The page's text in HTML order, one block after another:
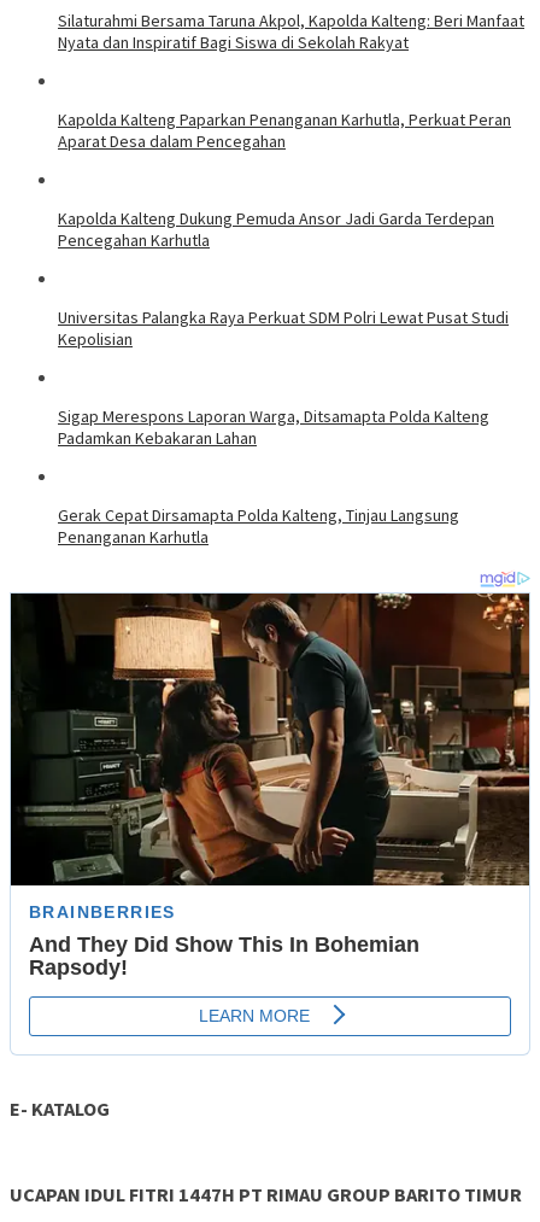
Silaturahmi Bersama Taruna Akpol, Kapolda Kalteng: Beri Manfaat
Nyata dan Inspiratif Bagi Siswa di Sekolah Rakyat
Kapolda Kalteng Paparkan Penanganan Karhutla, Perkuat Peran
Aparat Desa dalam Pencegahan
Kapolda Kalteng Dukung Pemuda Ansor Jadi Garda Terdepan
Pencegahan Karhutla
Universitas Palangka Raya Perkuat SDM Polri Lewat Pusat Studi
Kepolisian
Sigap Merespons Laporan Warga, Ditsamapta Polda Kalteng
Padamkan Kebakaran Lahan
Gerak Cepat Dirsamapta Polda Kalteng, Tinjau Langsung
Penanganan Karhutla
E- KATALOG
UCAPAN IDUL FITRI 1447H PT RIMAU GROUP BARITO TIMUR